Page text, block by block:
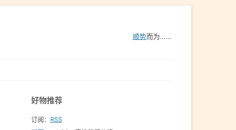
顺势而为……
好物推荐
订阅： RSS